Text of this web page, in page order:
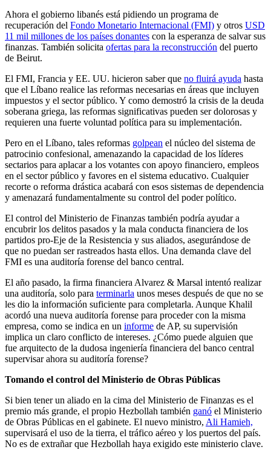
Ahora el gobierno libanés está pidiendo un programa de
recuperación del Fondo Monetario Internacional (FMI) y otros USD
11 mil millones de los países donantes con la esperanza de salvar sus
finanzas. También solicita ofertas para la reconstrucción del puerto
de Beirut.
El FMI, Francia y EE. UU. hicieron saber que no fluirá ayuda hasta
que el Líbano realice las reformas necesarias en áreas que incluyen
impuestos y el sector público. Y como demostró la crisis de la deuda
soberana griega, las reformas significativas pueden ser dolorosas y
requieren una fuerte voluntad política para su implementación.
Pero en el Líbano, tales reformas golpean el núcleo del sistema de
patrocinio confesional, amenazando la capacidad de los líderes
sectarios para aplacar a los votantes con apoyo financiero, empleos
en el sector público y favores en el sistema educativo. Cualquier
recorte o reforma drástica acabará con esos sistemas de dependencia
y amenazará fundamentalmente su control del poder político.
El control del Ministerio de Finanzas también podría ayudar a
encubrir los delitos pasados ​​y la mala conducta financiera de los
partidos pro-Eje de la Resistencia y sus aliados, asegurándose de
que no puedan ser rastreados hasta ellos. Una demanda clave del
FMI es una auditoría forense del banco central.
El año pasado, la firma financiera Alvarez & Marsal intentó realizar
una auditoría, solo para terminarla unos meses después de que no se
les dio la información suficiente para completarla. Aunque Khalil
acordó una nueva auditoría forense para proceder con la misma
empresa, como se indica en un informe de AP, su supervisión
implica un claro conflicto de intereses. ¿Cómo puede alguien que
fue arquitecto de la dudosa ingeniería financiera del banco central
supervisar ahora su auditoría forense?
Tomando el control del Ministerio de Obras Públicas
Si bien tener un aliado en la cima del Ministerio de Finanzas es el
premio más grande, el propio Hezbollah también ganó el Ministerio
de Obras Públicas en el gabinete. El nuevo ministro, Ali Hamieh,
supervisará el uso de la tierra, el tráfico aéreo y los puertos del país.
No es de extrañar que Hezbollah haya exigido este ministerio clave.